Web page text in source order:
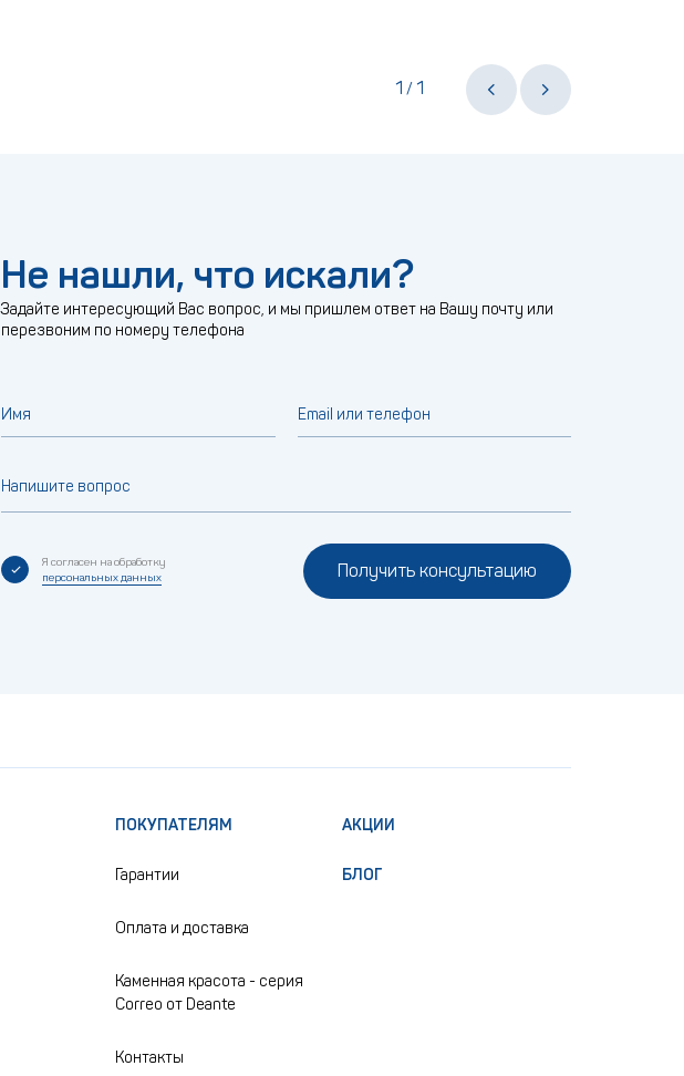
1 /1
Не нашли, что искали?
Задайте интересующий Вас вопрос, и мы пришлем ответ на Вашу почту или
перезвоним по номеру телефона
Имя Email или телефон
Напишите вопрос
Я согласен на обработку
персональных данных
Получить консультацию
ПОКУПАТЕЛЯМ
Гарантии
Оплата и доставка
Каменная красота - серия
Correo от Deante
Контакты
АКЦИИ
БЛОГ